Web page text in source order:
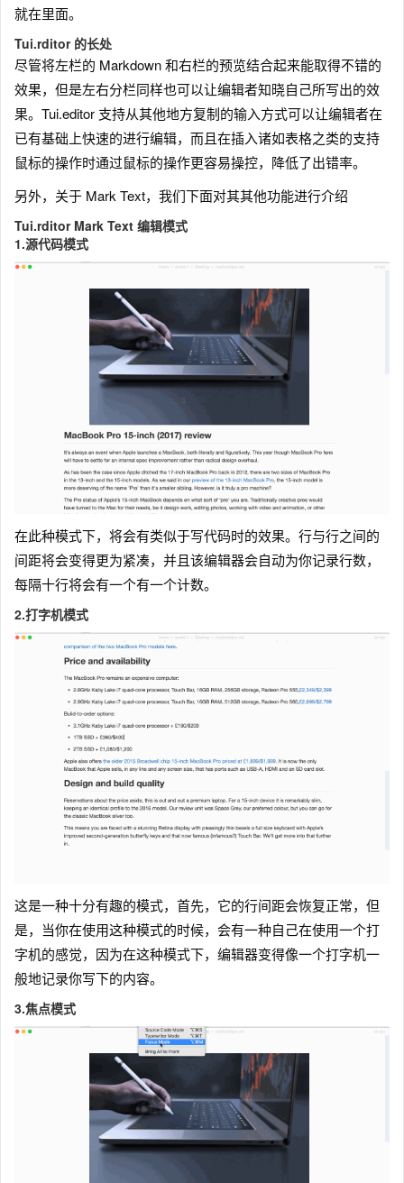
就在里面。
Tui.rditor 的长处
尽管将左栏的 Markdown 和右栏的预览结合起来能取得不错的
效果，但是左右分栏同样也可以让编辑者知晓自己所写出的效
果。Tui.editor 支持从其他地方复制的输入方式可以让编辑者在
已有基础上快速的进行编辑，而且在插入诸如表格之类的支持
鼠标的操作时通过鼠标的操作更容易操控，降低了出错率。
另外，关于 Mark Text，我们下面对其其他功能进行介绍
Tui.rditor Mark Text 编辑模式
1.源代码模式
在此种模式下，将会有类似于写代码时的效果。行与行之间的
间距将会变得更为紧凑，并且该编辑器会自动为你记录行数，
每隔十行将会有一个有一个计数。
2.打字机模式
这是一种十分有趣的模式，首先，它的行间距会恢复正常，但
是，当你在使用这种模式的时候，会有一种自己在使用一个打
字机的感觉，因为在这种模式下，编辑器变得像一个打字机一
般地记录你写下的内容。
3.焦点模式